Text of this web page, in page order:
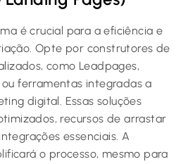
é crucial para a eficiência e
Opte por construtores de
como Leadpages,
ferramentas integradas a
digital. Essas soluções
recursos de arrastar
essenciais. A
o processo, mesmo para